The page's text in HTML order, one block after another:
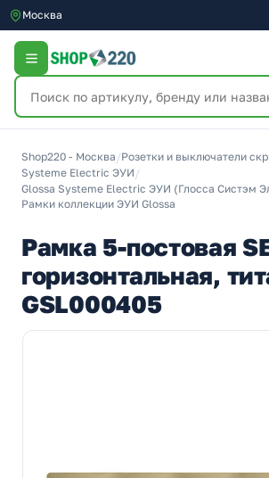
Москва
Shop220 - Москва /Розетки и выключатели
Systeme Electric ЭУИ /
Glossa Systeme Electric ЭУИ (Глосса Систэм
Рамки коллекции ЭУИ Glossa
Рамка 5-постовая
горизонтальная,
GSL000405